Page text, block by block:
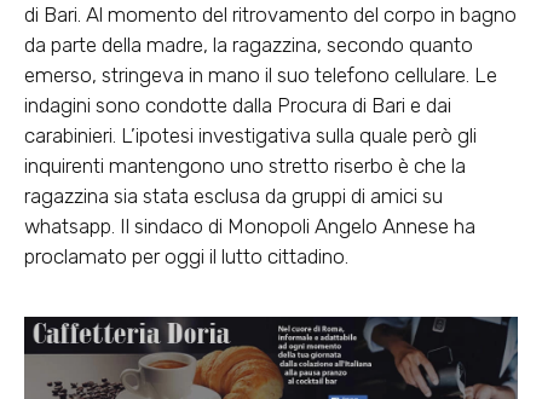
di Bari. Al momento del ritrovamento del corpo in bagno
da parte della madre, la ragazzina, secondo quanto
emerso, stringeva in mano il suo telefono cellulare . Le
indagini sono condotte dalla Procura di Bari e dai
carabinieri. L’ipotesi investigativa sulla quale però gli
inquirenti mantengono uno stretto riserbo è che la
ragazzina sia stata esclusa da gruppi di amici su
whatsapp . Il sindaco di Monopoli Angelo Annese ha
proclamato per oggi il lutto cittadino.